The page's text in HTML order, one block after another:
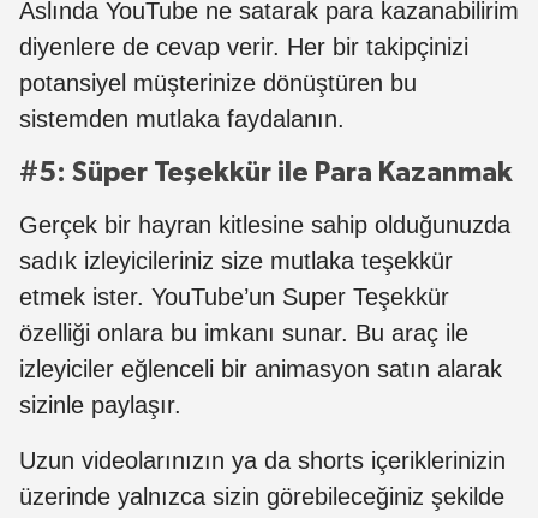
Aslında YouTube ne satarak para kazanabilirim
diyenlere de cevap verir. Her bir takipçinizi
potansiyel müşterinize dönüştüren bu
sistemden mutlaka faydalanın.
#5: Süper Teşekkür ile Para Kazanmak
Gerçek bir hayran kitlesine sahip olduğunuzda
sadık izleyicileriniz size mutlaka teşekkür
etmek ister. YouTube’un Super Teşekkür
özelliği onlara bu imkanı sunar. Bu araç ile
izleyiciler eğlenceli bir animasyon satın alarak
sizinle paylaşır.
Uzun videolarınızın ya da shorts içeriklerinizin
üzerinde yalnızca sizin görebileceğiniz şekilde